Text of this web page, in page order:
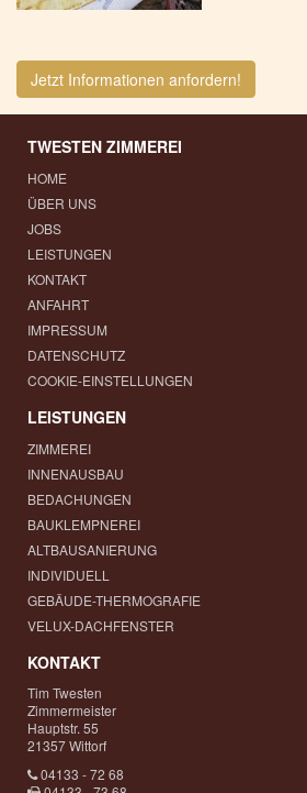
Jetzt Informationen anfordern!
TWESTEN ZIMMEREI
HOME
ÜBER UNS
JOBS
LEISTUNGEN
KONTAKT
ANFAHRT
IMPRESSUM
DATENSCHUTZ
COOKIE-EINSTELLUNGEN
LEISTUNGEN
ZIMMEREI
INNENAUSBAU
BEDACHUNGEN
BAUKLEMPNEREI
ALTBAUSANIERUNG
INDIVIDUELL
GEBÄUDE-THERMOGRAFIE
VELUX-DACHFENSTER
KONTAKT
Tim Twesten
Zimmermeister
Hauptstr. 55
21357 Wittorf
04133 - 72 68